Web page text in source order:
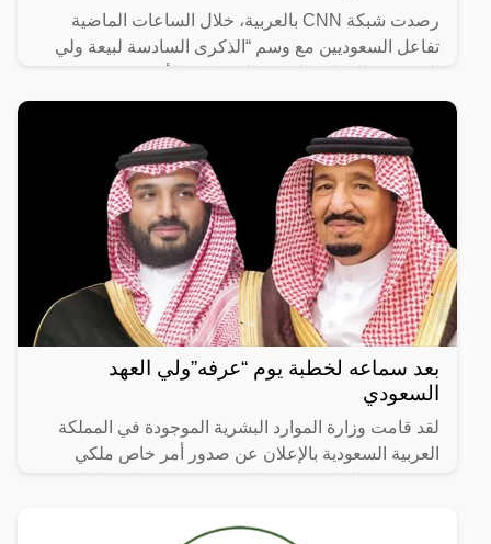
رصدت شبكة CNN بالعربية، خلال الساعات الماضية
تفاعل السعوديين مع وسم “الذكرى السادسة لبيعة ولي
سلمان، حيث
بعد سماعه لخطبة يوم “عرفه”ولي العهد
السعودي
لقد قامت وزارة الموارد البشرية الموجودة في المملكة
العربية السعودية بالإعلان عن صدور أمر خاص ملكي